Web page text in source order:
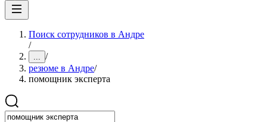
Поиск сотрудников в Андре
/
... /
резюме в Андре/
помощник эксперта